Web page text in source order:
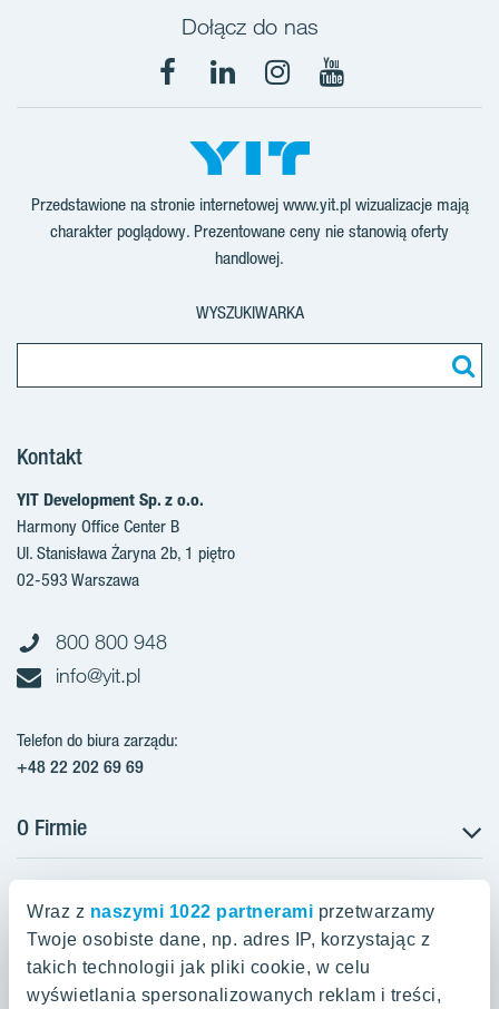
Wraz z naszymi 1022 partnerami przetwarzamy
Twoje osobiste dane, np. adres IP, korzystając z
takich technologii jak pliki cookie, w celu
wyświetlania spersonalizowanych reklam i treści,
Dołącz do nas
Facebook
LinkedInInstagram
YouTube
Przedstawione na stronie internetowej www.yit.pl wizualizacje mają
charakter poglądowy. Prezentowane ceny nie stanowią oferty
handlowej.
WYSZUKIWARKA
Kontakt
YIT Development Sp. z o.o.
Harmony Office Center B
Ul. Stanisława Żaryna 2b, 1 piętro
02-593 Warszawa
800 800 948
info@yit.pl
Telefon do biura zarządu:
+48 22 202 69 69
O Firmie
Projekty w przygotowaniu
Projekty zrealizowane
Aktualności
Zakup gruntów
Projekty w Polsce
Aroma Park Lofty Warszawa
Talarowa Park Warszawa
Oferty mieszkaniowe Warszawa